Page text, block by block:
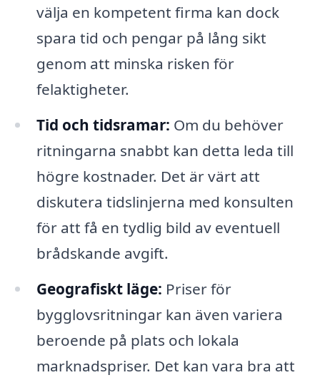
välja en kompetent firma kan dock
spara tid och pengar på lång sikt
genom att minska risken för
felaktigheter.
Tid och tidsramar: Om du behöver
ritningarna snabbt kan detta leda till
högre kostnader. Det är värt att
diskutera tidslinjerna med konsulten
för att få en tydlig bild av eventuell
brådskande avgift.
Geografiskt läge: Priser för
bygglovsritningar kan även variera
beroende på plats och lokala
marknadspriser. Det kan vara bra att